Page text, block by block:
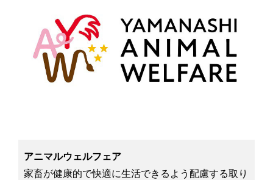
アニマルウェルフェア
家畜が健康的で快適に生活できるよう配慮する取り